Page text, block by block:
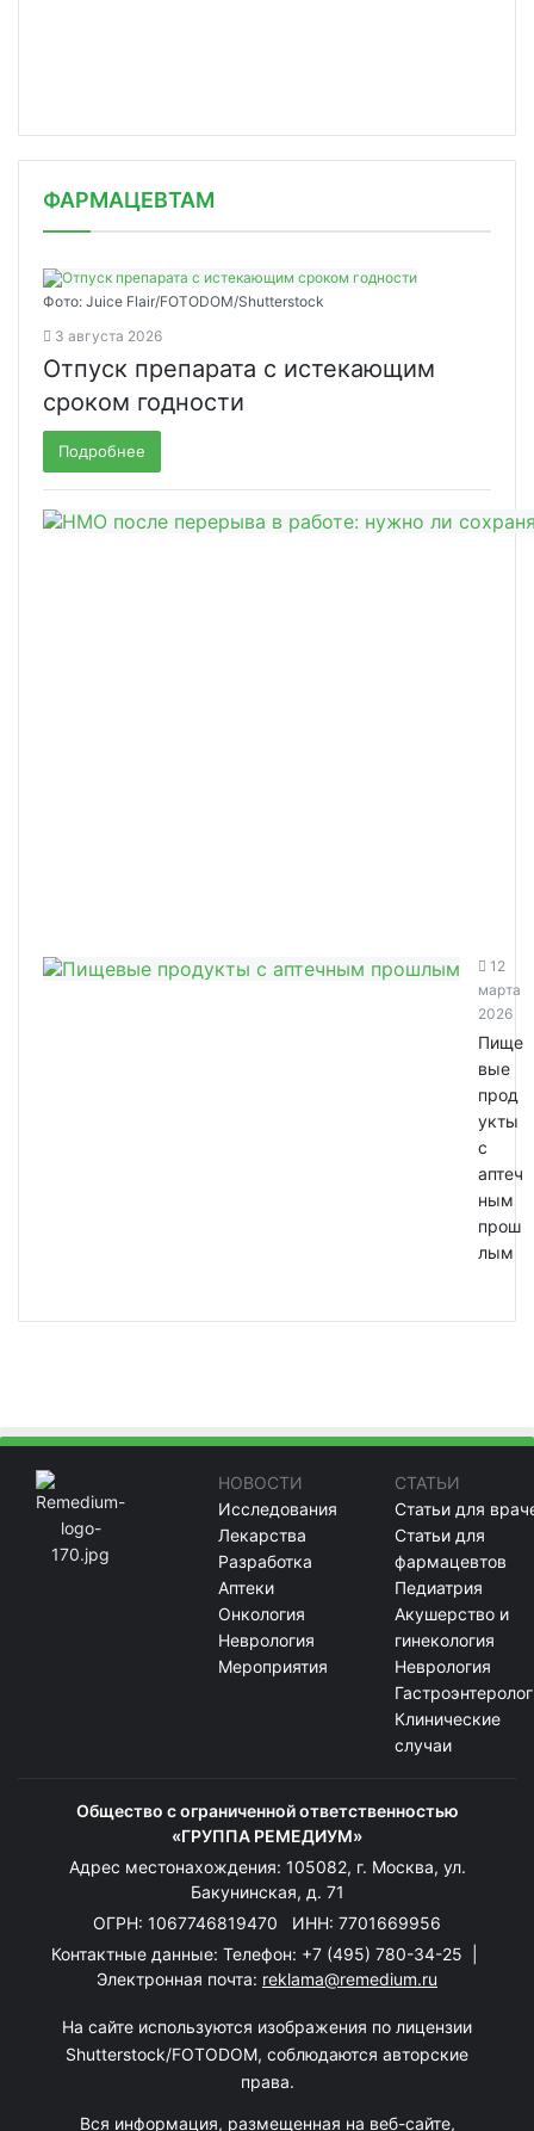
ФАРМАЦЕВТАМ
Фото: Juice Flair/FOTODOM/Shutterstoсk
3 августа 2026
Отпуск препарата с истекающим
сроком годности
Подробнее
12
марта
2026
Пище
вые
прод
укты
с
аптеч
ным
прош
лым
НОВОСТИ
Исследования
Лекарства
Разработка
Аптеки
Онкология
Неврология
Мероприятия
СТАТЬИ
Статьи для
Статьи для
фармацевтов
Педиатрия
Акушерство и
гинекология
Неврология
Клинические
случаи
Общество с ограниченной ответственностью
«ГРУППА РЕМЕДИУМ»
Адрес местонахождения: 105082, г. Москва, ул.
Бакунинская, д. 71
ОГРН: 1067746819470 ИНН: 7701669956
Контактные данные: Телефон: +7 (495) 780-34-25
Электронная почта: reklama@remedium.ru
На сайте используются изображения по лицензии
Shutterstock/FOTODOM, соблюдаются авторские
права.
Вся информация, размещенная на веб-сайте,